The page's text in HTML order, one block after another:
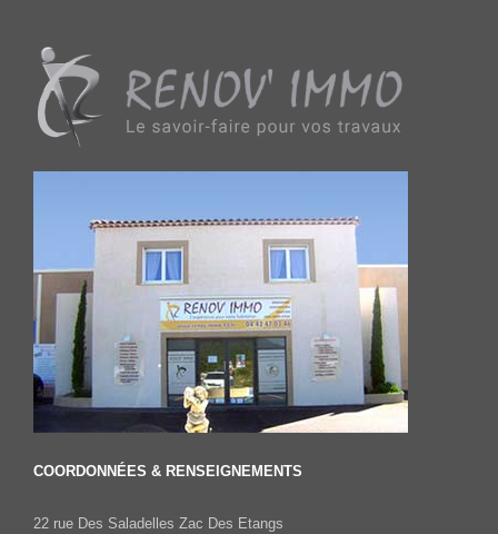
COORDONNÉES & RENSEIGNEMENTS
22 rue Des Saladelles Zac Des Etangs